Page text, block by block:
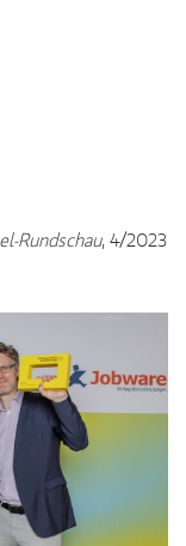
Rundschau, 4/2023